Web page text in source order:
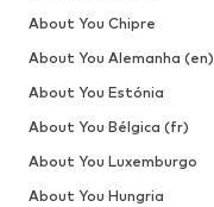
About You Chipre
About You Alemanha (en)
About You Estónia
About You Bélgica (fr)
About You Luxemburgo
About You Hungria